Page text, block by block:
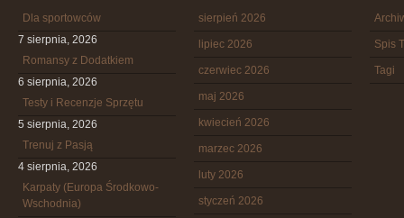
Dla sportowców
7 sierpnia, 2026
Romansy z Dodatkiem
6 sierpnia, 2026
Testy i Recenzje Sprzętu
5 sierpnia, 2026
Trenuj z Pasją
4 sierpnia, 2026
Karpaty (Europa Środkowo-
Wschodnia)
sierpień 2026
lipiec 2026
czerwiec 2026
maj 2026
kwiecień 2026
marzec 2026
luty 2026
styczeń 2026
Spis
Tagi